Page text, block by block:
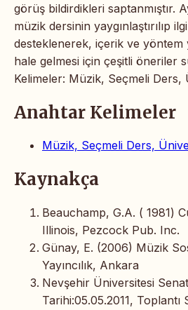
görüş bildirdikleri saptanmıştır.
müzik dersinin yaygınlaştırılıp
desteklenerek, içerik ve
hale gelmesi için çeşitli öneriler
Kelimeler: Müzik, Seçmeli Ders,
Anahtar Kelimeler
Müzik, Seçmeli Ders,
Kaynakça
Beauchamp, G.A. ( 1981)
Illinois, Pezcock Pub. Inc.
Günay, E. (2006) Müzik
Yayıncılık, Ankara
Nevşehir Üniversitesi
Tarihi:05.05.2011, Toplantı